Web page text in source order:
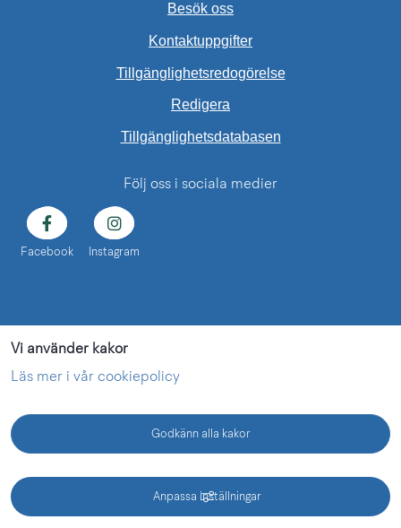
Vi använder kakor
Läs mer i vår cookiepolicy
Godkänn alla kakor
Anpassa inställningar
Besök oss
Kontaktuppgifter
Tillgänglighetsredogörelse
Redigera
TillgänglighetsdatabasenLänk till annan
Följ oss i sociala medier
Facebook Instagram
Vänermuseet - en webbplats inom Lidköping kommun